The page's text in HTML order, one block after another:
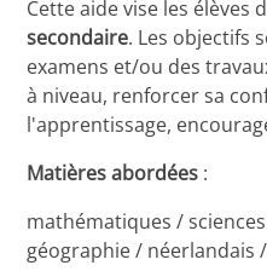
Cette aide vise les élèves
secondaire. Les objectifs
examens et/ou des
à niveau, renforcer sa
l'apprentissage,
Matières abordées :
mathématiques /
géographie / néerlandais